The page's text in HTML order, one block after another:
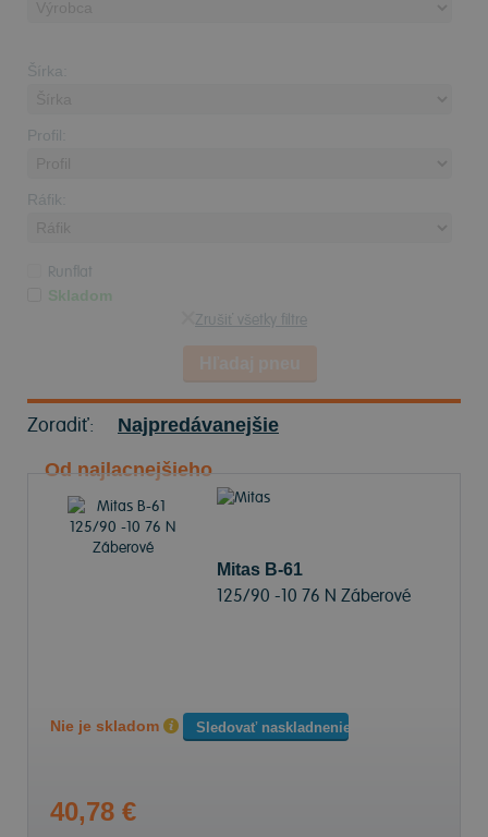
Šírka:
Profil:
Ráfik:
Runflat
Skladom
Zrušiť všetky filtre
Zoradiť: Najpredávanejšie
Od najlacnejšieho
Mitas B-61
125/90 -10 76 N Záberové
Nie je skladom Sledovať naskladnenie
40,78 €